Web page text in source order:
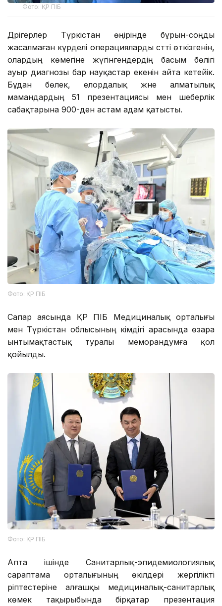
Фото: ҚР ПІБ
Дәрігерлер Түркістан өңірінде бұрын-соңды
жасалмаған күрделі операцияларды сәтті өткізгенін,
олардың көмегіне жүгінгендердің басым бөлігі
ауыр диагнозы бар науқастар екенін айта кетейік.
Бұдан бөлек, елордалық және алматылық
мамандардың 51 презентациясы мен шеберлік
сабақтарына 900-ден астам адам қатысты.
Фото: ҚР ПІБ
Сапар аясында ҚР ПІБ Медициналық орталығы
мен Түркістан облысының әкімдігі арасында өзара
ынтымақтастық туралы меморандумға қол
қойылды.
Фото: ҚР ПІБ
Апта ішінде Санитарлық-эпидемиологиялық
сараптама орталығының өкілдері жергілікті
әріптестеріне алғашқы медициналық-санитарлық
көмек тақырыбында бірқатар презентация